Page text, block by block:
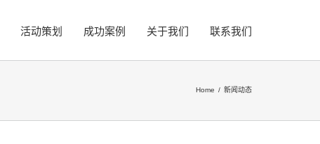
活动策划 成功案例 关于我们 联系我们
Home / 新闻动态